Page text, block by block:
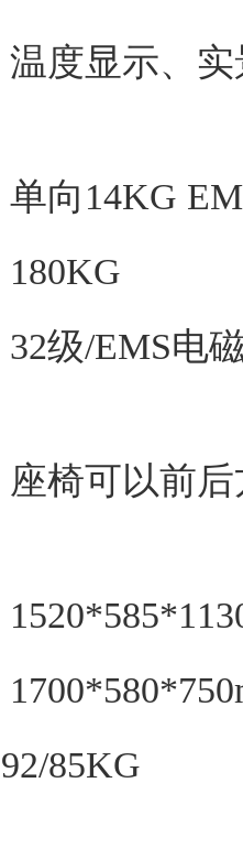
度显示、
：单向
大承
：32级/
座椅可
寸：
尺寸
85KG